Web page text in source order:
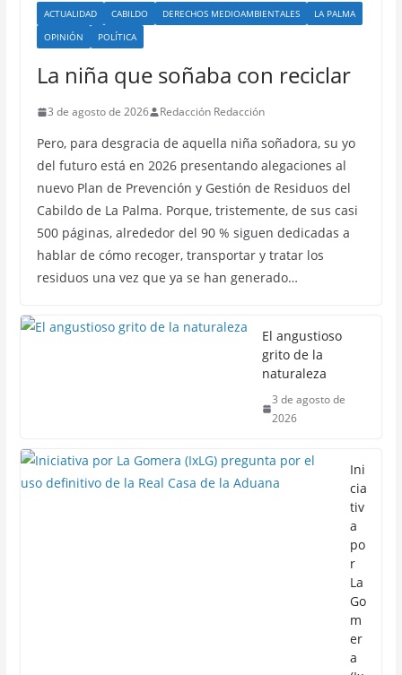
ACTUALIDAD CABILDO DERECHOS MEDIOAMBIENTALES
LA PALMA
OPINIÓN
POLÍTICA
La niña que soñaba con reciclar
3 de agosto de 2026 Redacción Redacción
Pero, para desgracia de aquella niña soñadora, su yo
del futuro está en 2026 presentando alegaciones al
nuevo Plan de Prevención y Gestión de Residuos del
Cabildo de La Palma. Porque, tristemente, de sus casi
500 páginas, alrededor del 90 % siguen dedicadas a
hablar de cómo recoger, transportar y tratar los
residuos una vez que ya se han generado…
El angustioso
grito de la
naturaleza
3 de agosto de
2026
Ini
cia
tiv
a
po
r
La
Go
m
er
a